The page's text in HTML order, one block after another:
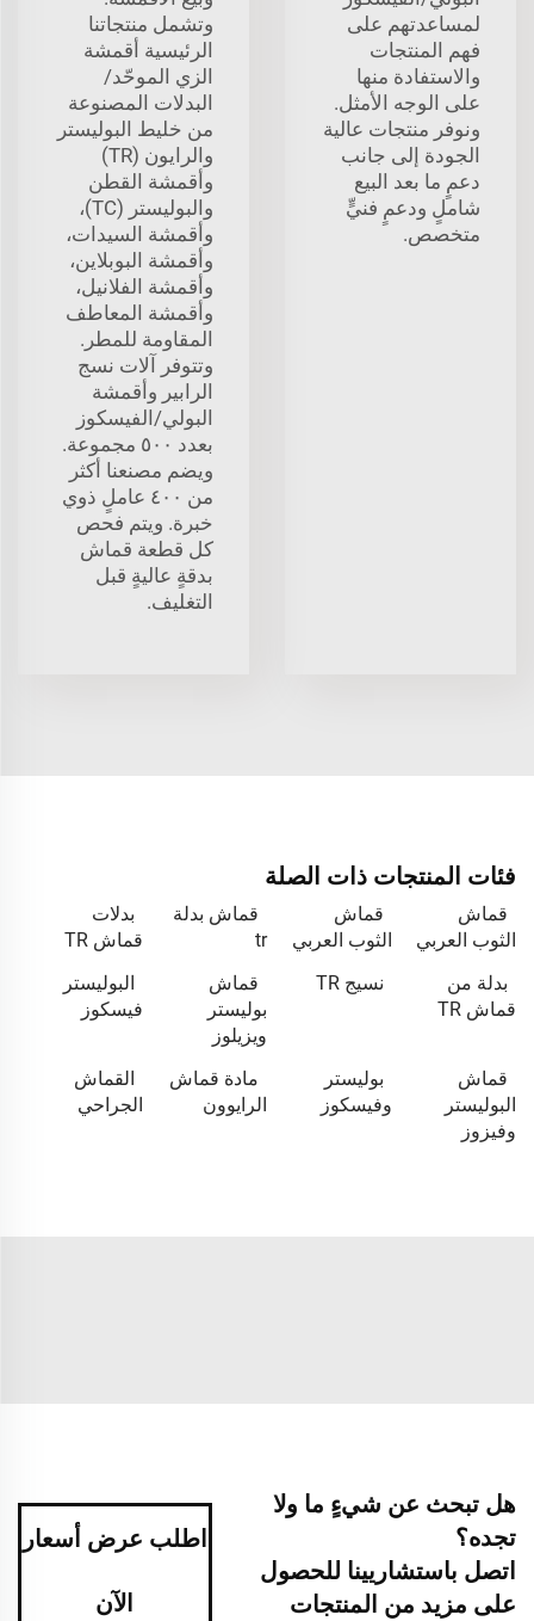
لمساعدتهم على
فهم المنتجات
والاستفادة منها
على الوجه الأمثل.
ونوفر منتجات عالية
الجودة إلى جانب
دعمٍ ما بعد البيع
شاملٍ ودعمٍ فنيٍّ
متخصص.
وتشمل منتجاتنا
الرئيسية أقمشة
الزي الموحّد/
البدلات المصنوعة
من خليط البوليستر
والرايون (TR)
وأقمشة القطن
والبوليستر (TC)،
وأقمشة السيدات،
وأقمشة البوبلاين،
وأقمشة الفلانيل،
وأقمشة المعاطف
المقاومة للمطر.
وتتوفر آلات نسج
الرابير وأقمشة
البولي/الفيسكوز
بعدد ٥٠٠ مجموعة.
ويضم مصنعنا أكثر
من ٤٠٠ عاملٍ ذوي
خبرة. ويتم فحص
كل قطعة قماش
بدقةٍ عاليةٍ قبل
التغليف.
فئات المنتجات ذات الصلة
قماش
الثوب العربي
قماش
الثوب العربي
قماش بدلة
tr
بدلات
قماش TR
بدلة من
قماش TR
نسيج TR
قماش
بوليستر
ويزيلوز
البوليستر
فيسكوز
قماش
البوليستر
وفيزوز
بوليستر
وفيسكوز
مادة قماش
الرايوون
القماش
الجراحي
هل تبحث عن شيءٍ ما ولا
تجده؟
اتصل باستشاريينا للحصول
على مزيد من المنتجات
اطلب عرض أسعار
الآن